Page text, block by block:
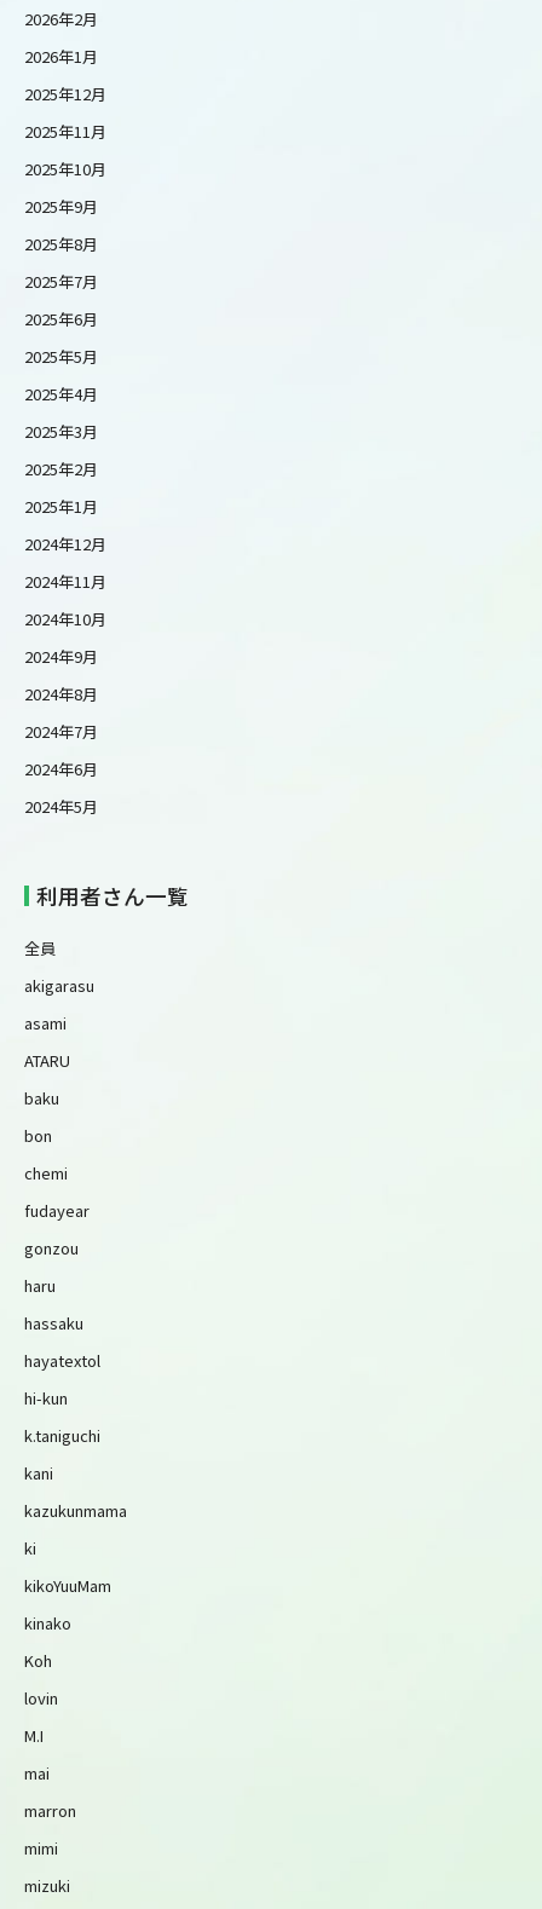
2026年2月
2026年1月
2025年12月
2025年11月
2025年10月
2025年9月
2025年8月
2025年7月
2025年6月
2025年5月
2025年4月
2025年3月
2025年2月
2025年1月
2024年12月
2024年11月
2024年10月
2024年9月
2024年8月
2024年7月
2024年6月
2024年5月
利用者さん一覧
全員
akigarasu
asami
ATARU
baku
bon
chemi
fudayear
gonzou
haru
hassaku
hayatextol
hi-kun
k.taniguchi
kani
kazukunmama
ki
kikoYuuMam
kinako
Koh
lovin
M.I
mai
marron
mimi
mizuki